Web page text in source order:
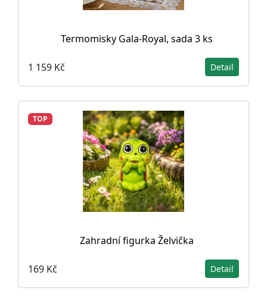
Termomisky Gala-Royal, sada 3 ks
1 159 Kč Detail
TOP
Zahradní figurka Želvička
169 Kč Detail